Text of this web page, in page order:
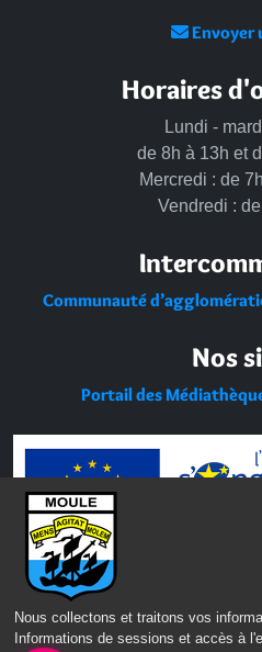
Nous collectons et traitons vos
Informations de sessions et accès à
Envoyer
Horaires
Lundi -
de 8h à 13h et
Mercredi : de
Vendredi :
Communauté
Nos
Portail des